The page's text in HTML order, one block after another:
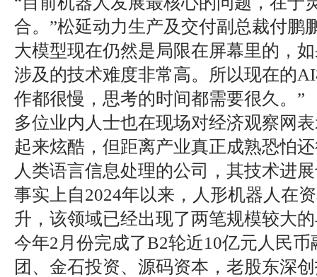
合。”松延动力生产及交付副总裁付鹏
大模型现在仍然是局限在屏幕里的，
涉及的技术难度非常高。所以现在的
作都很慢，思考的时间都需要很久。”
多位业内人士也在现场对经济观察网
起来炫酷，但距离产业真正成熟恐怕
人类语言信息处理的公司，其技术进
事实上自2024年以来，人形机器人在
升，该领域已经出现了两笔规模较大
今年2月份完成了B2轮近10亿元人民
团、金石投资、源码资本，老股东深